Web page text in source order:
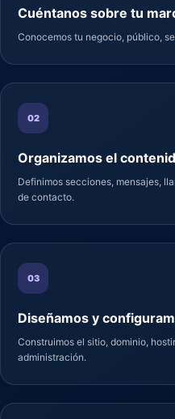
Cuéntanos sobre tu
Conocemos tu negocio, público,
02
Organizamos el
Definimos secciones, mensajes,
de contacto.
03
Diseñamos y
Construimos el sitio, dominio,
administración.